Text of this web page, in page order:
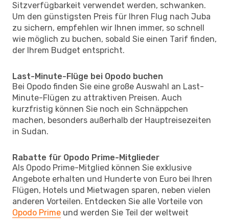
Sitzverfügbarkeit verwendet werden, schwanken.
Um den günstigsten Preis für Ihren Flug nach Juba
zu sichern, empfehlen wir Ihnen immer, so schnell
wie möglich zu buchen, sobald Sie einen Tarif finden,
der Ihrem Budget entspricht.
Last-Minute-Flüge bei Opodo buchen
Bei Opodo finden Sie eine große Auswahl an Last-
Minute-Flügen zu attraktiven Preisen. Auch
kurzfristig können Sie noch ein Schnäppchen
machen, besonders außerhalb der Hauptreisezeiten
in Sudan.
Rabatte für Opodo Prime-Mitglieder
Als Opodo Prime-Mitglied können Sie exklusive
Angebote erhalten und Hunderte von Euro bei Ihren
Flügen, Hotels und Mietwagen sparen, neben vielen
anderen Vorteilen. Entdecken Sie alle Vorteile von
Opodo Prime und werden Sie Teil der weltweit